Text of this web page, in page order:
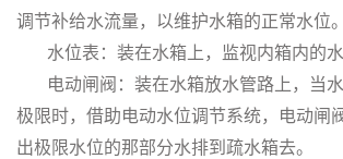
调节补给水流量，以维护水箱的正常水位。
水位表：装在水箱上，监视内箱内的水
电动闸阀：装在水箱放水管路上，当
极限时，借助电动水位调节系统，电动闸
出极限水位的那部分水排到疏水箱去。